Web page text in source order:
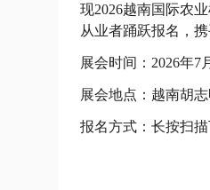
现2026越南国际农
从业者踊跃报名，
展会时间：2026年7
展会地点：越南胡
报名方式：长按扫